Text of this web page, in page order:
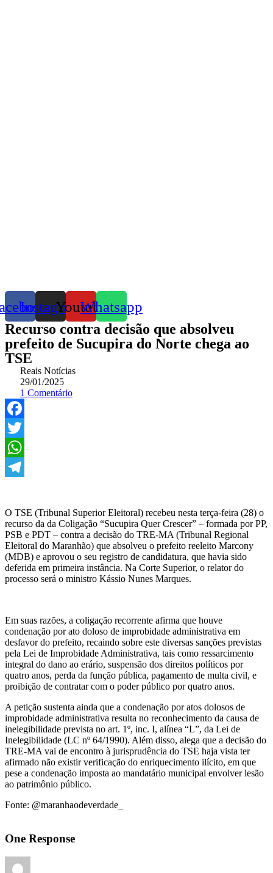
InstagramYoutubeWhatsapp
Recurso contra decisão que absolveu
prefeito de Sucupira do Norte chega ao
TSE
Reais Notícias
29/01/2025
1 Comentário
Facebook
Twitter
WhatsApp
O TSE (Tribunal Superior Eleitoral) recebeu nesta terça-feira (28) o
recurso da da Coligação “Sucupira Quer Crescer” – formada por PP,
PSB e PDT – contra a decisão do TRE-MA (Tribunal Regional
Eleitoral do Maranhão) que absolveu o prefeito reeleito Marcony
(MDB) e aprovou o seu registro de candidatura, que havia sido
deferida em primeira instância. Na Corte Superior, o relator do
processo será o ministro Kássio Nunes Marques.
Em suas razões, a coligação recorrente afirma que houve
condenação por ato doloso de improbidade administrativa em
desfavor do prefeito, recaindo sobre este diversas sanções previstas
pela Lei de Improbidade Administrativa, tais como ressarcimento
integral do dano ao erário, suspensão dos direitos políticos por
quatro anos, perda da função pública, pagamento de multa civil, e
proibição de contratar com o poder público por quatro anos.
A petição sustenta ainda que a condenação por atos dolosos de
improbidade administrativa resulta no reconhecimento da causa de
inelegibilidade prevista no art. 1º, inc. I, alínea “L”, da Lei de
Inelegibilidade (LC nº 64/1990). Além disso, alega que a decisão do
TRE-MA vai de encontro à jurisprudência do TSE haja vista ter
afirmado não existir verificação do enriquecimento ilícito, em que
pese a condenação imposta ao mandatário municipal envolver lesão
ao patrimônio público.
Fonte: @maranhaodeverdade_
One Response